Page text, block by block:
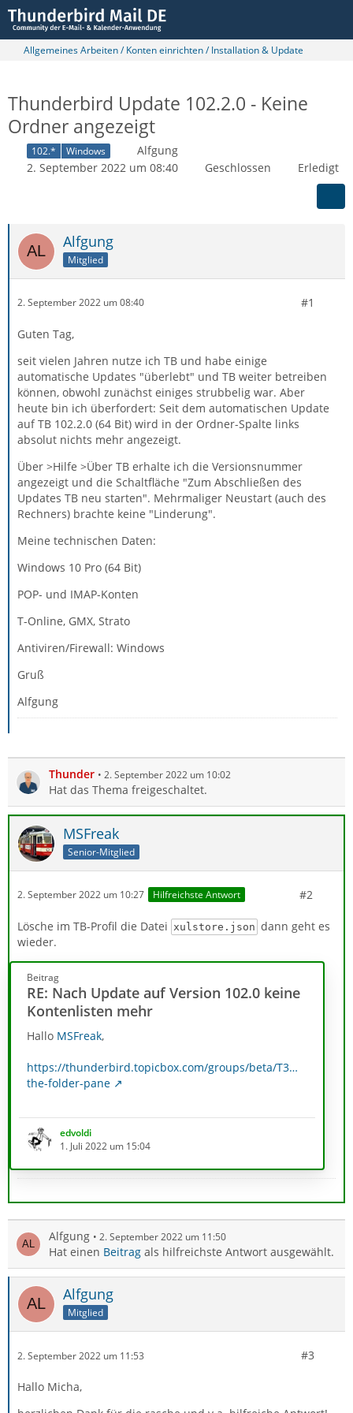
Allgemeines Arbeiten / Konten einrichten / Installation & Update
Thunderbird Update 102.2.0 - Keine
Ordner angezeigt
102.* Windows
Alfgung
2. September 2022 um 08:40
Geschlossen Erledigt
Alfgung
Mitglied
2. September 2022 um 08:40 #1
Guten Tag,
seit vielen Jahren nutze ich TB und habe einige
automatische Updates "überlebt" und TB weiter betreiben
können, obwohl zunächst einiges strubbelig war. Aber
heute bin ich überfordert: Seit dem automatischen Update
auf TB 102.2.0 (64 Bit) wird in der Ordner-Spalte links
absolut nichts mehr angezeigt.
Über >Hilfe >Über TB erhalte ich die Versionsnummer
angezeigt und die Schaltfläche "Zum Abschließen des
Updates TB neu starten". Mehrmaliger Neustart (auch des
Rechners) brachte keine "Linderung".
Meine technischen Daten:
Windows 10 Pro (64 Bit)
POP- und IMAP-Konten
T-Online, GMX, Strato
Antiviren/Firewall: Windows
Gruß
Alfgung
Thunder 2. September 2022 um 10:02
Hat das Thema freigeschaltet.
MSFreak
Senior-Mitglied
2. September 2022 um 10:27 Hilfreichste Antwort #2
Lösche im TB-Profil die Datei xulstore.json dann geht es
wieder.
Beitrag
RE: Nach Update auf Version 102.0 keine
Kontenlisten mehr
Hallo MSFreak,
https://thunderbird.topicbox.com/groups/beta/T3…
the-folder-pane
könnte es das gleiche Problem sein?
Gruß
EDV-Oldie
edvoldi
1. Juli 2022 um 15:04
Alfgung 2. September 2022 um 11:50
Hat einen Beitrag als hilfreichste Antwort ausgewählt.
Alfgung
Mitglied
2. September 2022 um 11:53 #3
Hallo Micha,